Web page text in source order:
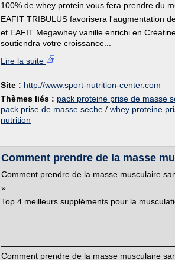
100% de whey protein vous fera prendre du
EAFIT TRIBULUS favorisera l'augmentation
et EAFIT Megawhey vanille enrichi en
soutiendra votre croissance...
Lire la suite
Site : http://www.sport-nutrition-center.com
Thèmes liés : pack proteine prise de masse
pack prise de masse seche / whey proteine
nutrition
Comment prendre de la masse
Comment prendre de la masse musculaire
»
Top 4 meilleurs suppléments pour la
Comment prendre de la masse musculaire